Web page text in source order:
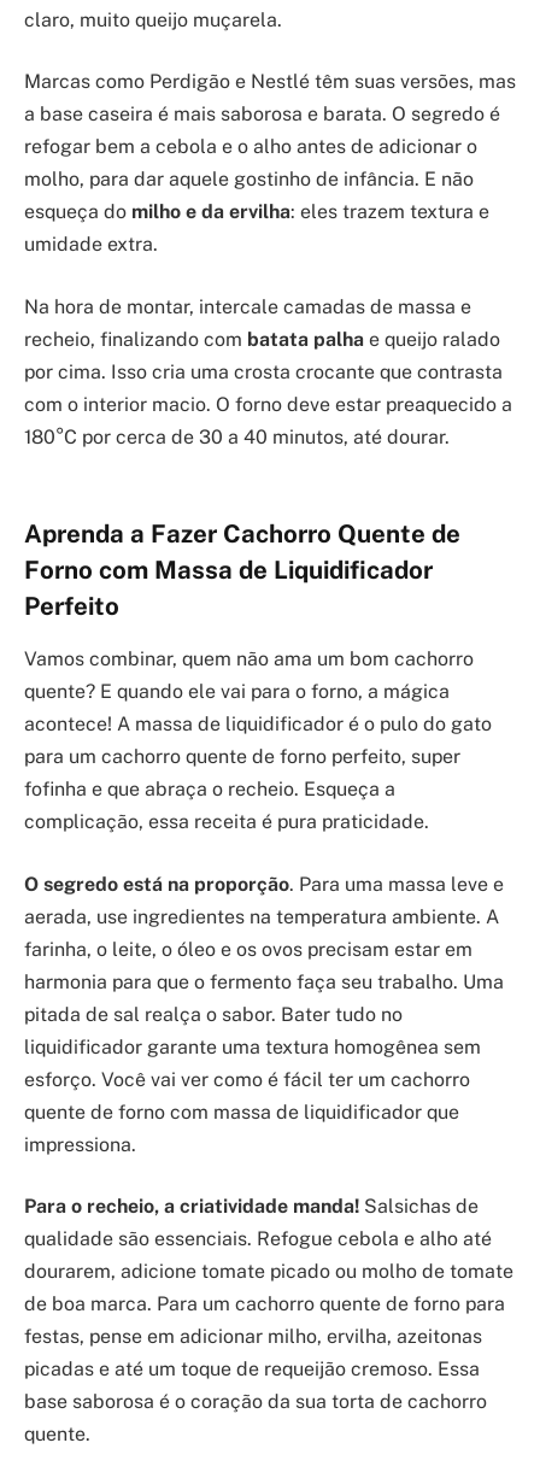
claro, muito queijo muçarela.
Marcas como Perdigão e Nestlé têm suas versões, mas
a base caseira é mais saborosa e barata. O segredo é
refogar bem a cebola e o alho antes de adicionar o
molho, para dar aquele gostinho de infância. E não
esqueça do milho e da ervilha: eles trazem textura e
umidade extra.
Na hora de montar, intercale camadas de massa e
recheio, finalizando com batata palha e queijo ralado
por cima. Isso cria uma crosta crocante que contrasta
com o interior macio. O forno deve estar preaquecido a
180°C por cerca de 30 a 40 minutos, até dourar.
Aprenda a Fazer Cachorro Quente de
Forno com Massa de Liquidificador
Perfeito
Vamos combinar, quem não ama um bom cachorro
quente? E quando ele vai para o forno, a mágica
acontece! A massa de liquidificador é o pulo do gato
para um cachorro quente de forno perfeito, super
fofinha e que abraça o recheio. Esqueça a
complicação, essa receita é pura praticidade.
O segredo está na proporção. Para uma massa leve e
aerada, use ingredientes na temperatura ambiente. A
farinha, o leite, o óleo e os ovos precisam estar em
harmonia para que o fermento faça seu trabalho. Uma
pitada de sal realça o sabor. Bater tudo no
liquidificador garante uma textura homogênea sem
esforço. Você vai ver como é fácil ter um cachorro
quente de forno com massa de liquidificador que
impressiona.
Para o recheio, a criatividade manda! Salsichas de
qualidade são essenciais. Refogue cebola e alho até
dourarem, adicione tomate picado ou molho de tomate
de boa marca. Para um cachorro quente de forno para
festas, pense em adicionar milho, ervilha, azeitonas
picadas e até um toque de requeijão cremoso. Essa
base saborosa é o coração da sua torta de cachorro
quente.